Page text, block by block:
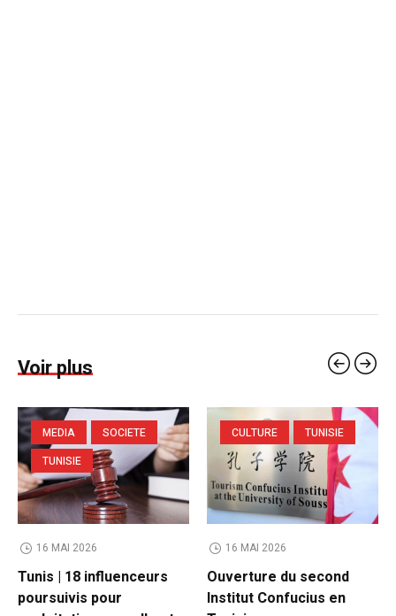
Voir plus
MEDIA
SOCIETE
TUNISIE
16 MAI 2026
Tunis | 18 influenceurs
poursuivis pour
CULTURE TUNISIE
16 MAI 2026
Ouverture du second
Institut Confucius en